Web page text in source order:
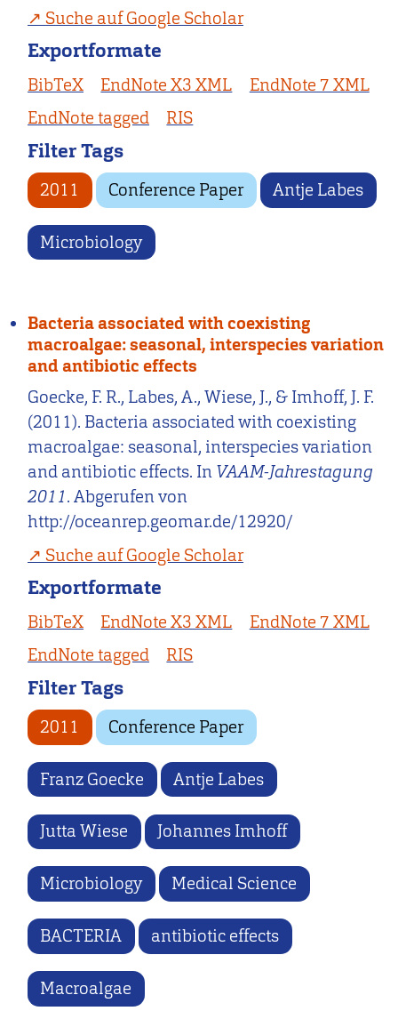
Suche auf Google Scholar
Exportformate
BibTeX EndNote X3 XML
EndNote 7 XML
EndNote tagged
RIS
Filter Tags
2011 Conference Paper Antje Labes
Microbiology
Bacteria associated with coexisting
macroalgae: seasonal, interspecies variation
and antibiotic effects
Goecke, F. R., Labes, A., Wiese, J., & Imhoff, J. F.
(2011). Bacteria associated with coexisting
macroalgae: seasonal, interspecies variation
and antibiotic effects. In VAAM-Jahrestagung
2011. Abgerufen von
http://oceanrep.geomar.de/12920/
Suche auf Google Scholar
Exportformate
BibTeX EndNote X3 XML
EndNote 7 XML
EndNote tagged
RIS
Filter Tags
2011 Conference Paper
Franz Goecke Antje Labes
Jutta Wiese Johannes Imhoff
Microbiology Medical Science
BACTERIA antibiotic effects
Macroalgae